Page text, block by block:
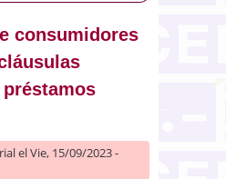
consumidores
el Vie, 15/09/2023 -